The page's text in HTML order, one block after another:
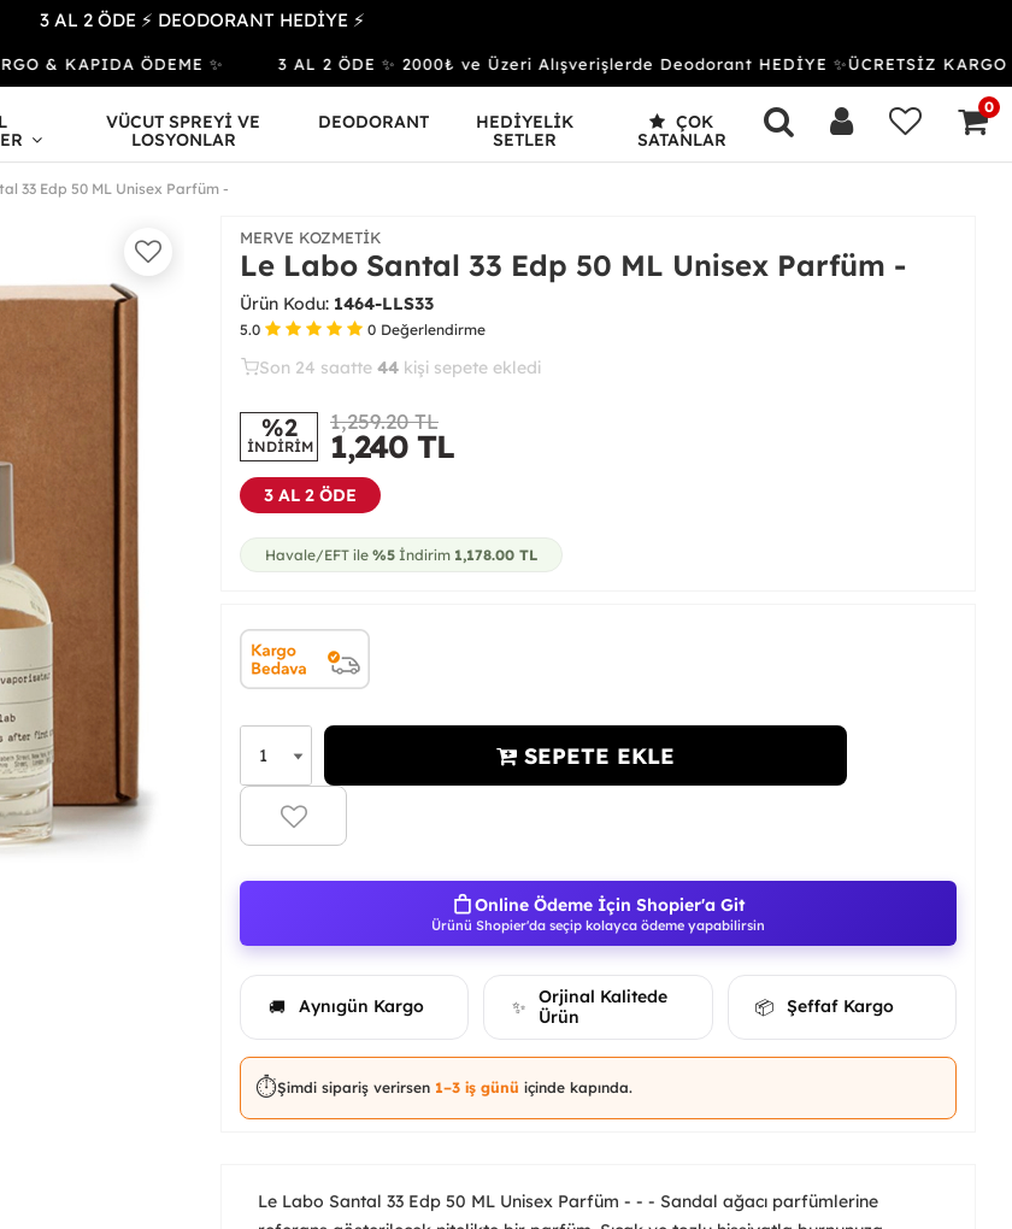
3 AL 2 ÖDE ⚡ DEODORANT HEDİYE ⚡
KAPIDA ÖDEME ✨ 3 AL 2 ÖDE ✨ 2000₺ ve Üzeri Alışverişlerde Deodorant HEDİYE ✨ÜCRETSİZ KARGO &
VÜCUT SPREYİ VE
LOSYONLAR
DEODORANT
HEDİYELİK
SETLER
ÇOK
SATANLAR
0
33 Edp 50 ML Unisex Parfüm -
MERVE KOZMETIK
Le Labo Santal 33 Edp 50 ML Unisex Parfüm -
Ürün Kodu: 1464-LLS33
5.0 0 Değerlendirme
23 44
Son 24 saatte 8kişi satın aldı
%2
İNDİRİM
1,259.20 TL
1,240 TL
3 AL 2 ÖDE
Havale/EFT ile %5 İndirim 1,178.00 TL
SEPETE EKLE
Online Ödeme İçin Shopier'a Git
Ürünü Shopier'da seçip kolayca ödeme yapabilirsin
🚚 Aynıgün Kargo ✨
Orjinal Kalitede
Ürün
📦 Şeffaf Kargo
⏱️Şimdi sipariş verirsen 1–3 iş günü içinde kapında.
Le Labo Santal 33 Edp 50 ML Unisex Parfüm - - - Sandal ağacı parfümlerine